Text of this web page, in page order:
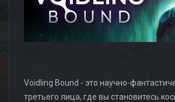
Voidling Bound - это научно-
третьего лица, где вы становитесь